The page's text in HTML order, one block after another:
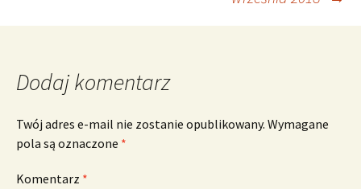
Dodaj komentarz
Twój adres e-mail nie zostanie opublikowany. Wymagane
pola są oznaczone *
Komentarz *